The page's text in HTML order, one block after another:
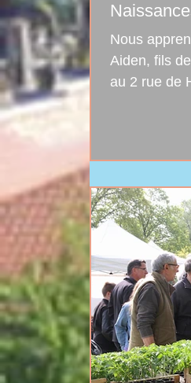
Nous apprenons la naissances
Aiden, fils de Grégorie NASSHAN
au 2